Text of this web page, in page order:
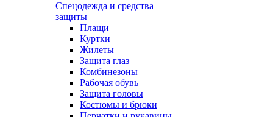
Спецодежда и средства
защиты
Плащи
Куртки
Жилеты
Защита глаз
Комбинезоны
Рабочая обувь
Защита головы
Костюмы и брюки